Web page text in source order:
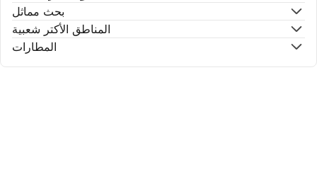
بحث مماثل
المناطق الأكتر شعبية
المطارات